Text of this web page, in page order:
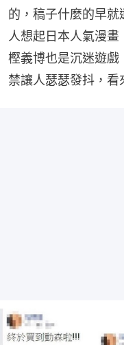
的，稿子什麼的早
人想起日本人氣漫
樫義博也是沉迷遊戲
禁讓人瑟瑟發抖，看